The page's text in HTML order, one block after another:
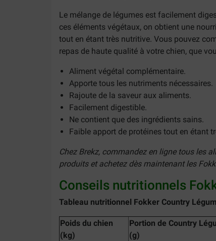
Le mélange de légumes est facilement
ces éléments végétaux, on obtient une
tout en étant très nutritive. Vous pouvez
repas de haute qualité à votre chien, que
Aliment végétal complémentaire.
Apporte tous les nutriments nécessaires.
Rajoute de la saveur aux aliments.
Facilement digestible.
Ne contient que des ingrédients sains.
Faible apport de protéines tout en étant
Chez Brekz, commandez en ligne tous les
produits et achetez dès maintenant les
Conseils nutritionnels
Tableau nutritionnel Fokker Country
Poids du chien
(kg)
Portion de Country
(g)